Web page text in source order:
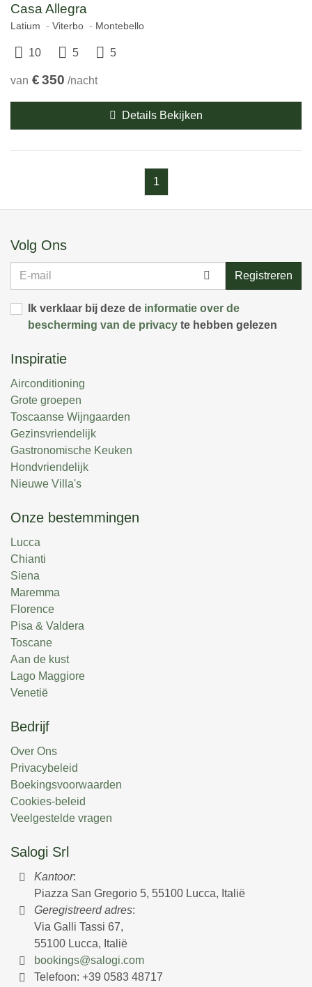
Casa Allegra
Latium Viterbo Montebello
10 5 5
van €350 /nacht
Details Bekijken
1
Volg Ons
E-
mail
Registreren
Ik verklaar bij deze de informatie over de
bescherming van de privacy te hebben gelezen
Inspiratie
Airconditioning
Grote groepen
Toscaanse Wijngaarden
Gezinsvriendelijk
Gastronomische Keuken
Hondvriendelijk
Nieuwe Villa's
Onze bestemmingen
Lucca
Chianti
Siena
Maremma
Florence
Pisa & Valdera
Toscane
Aan de kust
Lago Maggiore
Venetië
Bedrijf
Over Ons
Privacybeleid
Boekingsvoorwaarden
Cookies-beleid
Veelgestelde vragen
Salogi Srl
Kantoor:
Piazza San Gregorio 5, 55100 Lucca, Italië
Geregistreerd adres:
Via Galli Tassi 67,
55100 Lucca, Italië
bookings@salogi.com
Telefoon:+39 0583 48717